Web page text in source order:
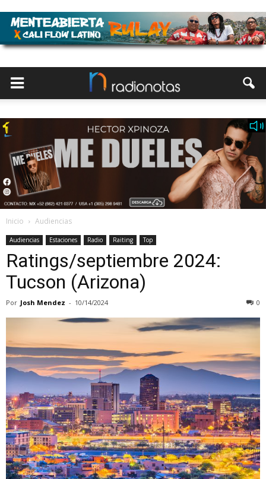
Inicio Audiencias
Audiencias Estaciones Radio Raiting Top
Ratings/septiembre 2024:
Tucson (Arizona)
Por Josh Mendez - 10/14/2024 0